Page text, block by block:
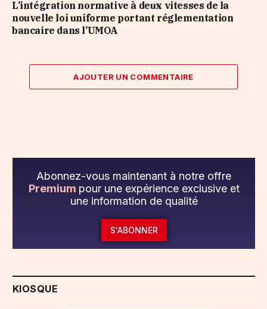
L’intégration normative à deux vitesses de la
nouvelle loi uniforme portant réglementation
bancaire dans l’UMOA
AJOUTER UN COMMENTAIRE
Abonnez-vous maintenant à notre offre
Premium pour une expérience exclusive et
une information de qualité
S'ABONNER
KIOSQUE